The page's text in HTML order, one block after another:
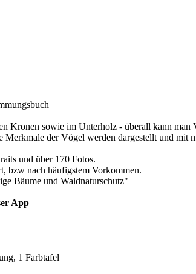
Kronen sowie im Unterholz - überall kann
Merkmale der Vögel werden dargestellt und mit
und über 170 Fotos.
bzw nach häufigstem Vorkommen.
Bäume und Waldnaturschutz"
App
1 Farbtafel